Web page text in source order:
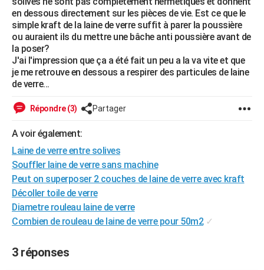
Guides de France
Escapades
Patrimoine
Expositions
Musées
Week-end nature
LIFESTYLE
Art de vivre
Bien-être
Loisirs
ModeModes de vie
SANTE
Alimentation
Guide de la santé
Maladies
Médicaments
Sommeil
VOYAGE
CARTE DE VOEUX
Carte de Noël
Carte Bonne année
Carte Saint-Valentin
Carte Pâques
Carte d'anniversaire
DICTIONNAIRE
Dictionnaire
Biographies
Citations
Expressions
Proverbes
PROGRAMME TV
S'inscrire
Se connecter
Lycées
Collèges
Primaires
Universités
Entreprises
Service militaire
Avis de recherche
en dessous directement sur les pièces de vie. Est ce que le
simple kraft de la laine de verre suffit à parer la poussière
ou auraient ils du mettre une bâche anti poussière avant de
la poser?
J'ai l'impression que ça a été fait un peu a la va vite et que
je me retrouve en dessous a respirer des particules de laine
de verre...
Répondre (3) Partager
A voir également:
Laine de verre entre solives
Souffler laine de verre sans machine
Peut on superposer 2 couches de laine de verre avec kraft
Décoller toile de verre
Diametre rouleau laine de verre
Combien de rouleau de laine de verre pour 50m2 ✓
3 réponses